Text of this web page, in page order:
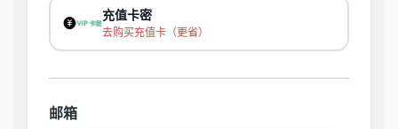
充值卡密
去购买充值卡（更省）
邮箱